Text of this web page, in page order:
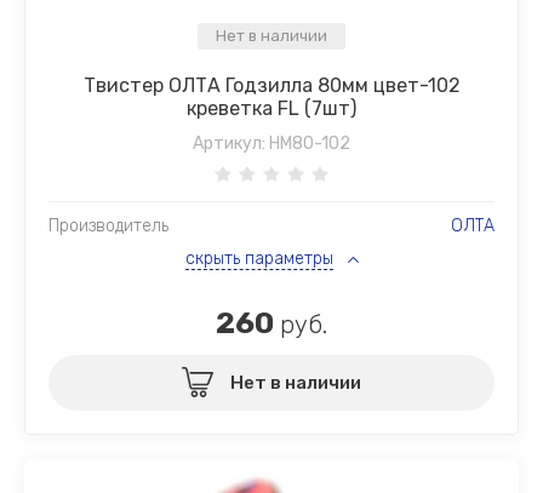
Нет в наличии
Твистер ОЛТА Годзилла 80мм цвет-102
креветка FL (7шт)
Артикул: HM80-102
Производитель
ОЛТА
скрыть параметры
260 руб.
Нет в наличии